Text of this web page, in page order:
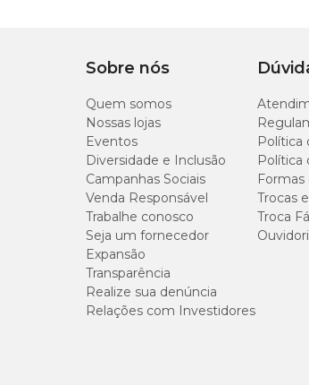
Profundidade:
Transplantio:
25 a 30 dias após a
Espaçamento:
30 cm x 30 cm
Altura:
Sementes por grama:
1.900 a 2.000
Ano todo
Sobre nós
Quem somos
Nossas lojas
Eventos
Diversidade e Inclusão
Campanhas Sociais
Venda Responsável
Trabalhe conosco
Seja um fornecedor
Expansão
Transparência
Realize sua denúncia
Relações com Investidores
Política
Política
Trocas
Troca